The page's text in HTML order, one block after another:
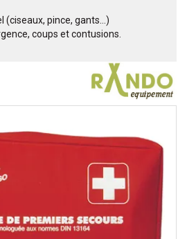
(ciseaux, pince, gants…)
coups et contusions.